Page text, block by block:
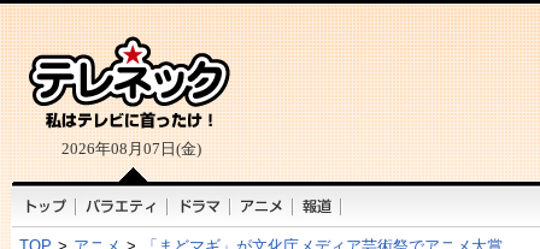
2026年08月07日(金)